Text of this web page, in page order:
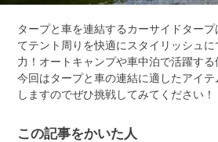
タープと車を連結するカーサイドター
てテント周りを快適にスタイリッシュ
力！オートキャンプや車中泊で活躍する
今回はタープと車の連結に適したアイ
しますのでぜひ挑戦してみてください！
この記事をかいた人